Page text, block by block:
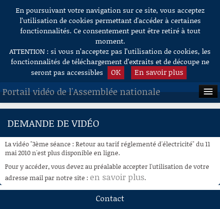
Aller au contenu
En poursuivant votre navigation sur ce site, vous acceptez
l’utilisation de cookies permettant d'accéder à certaines
fonctionnalités. Ce consentement peut être retiré à tout
moment.
ATTENTION : si vous n’acceptez pas l’utilisation de cookies, les
fonctionnalités de téléchargement d’extraits et de découpe ne
seront pas accessibles
OK En savoir plus
Portail vidéo de l'Assemblée nationale
ACCUEIL
À LA DEMANDE
RECHERCHE
AIDE À LA DÉCOUPE
DEMANDE DE VIDÉO
La vidéo "3ème séance : Retour au tarif réglementé d'électricité" du 11
mai 2010 n'est plus disponible en ligne.
Pour y accéder, vous devez au préalable accepter l'utilisation de votre
adresse mail par notre site : en savoir plus.
Contact